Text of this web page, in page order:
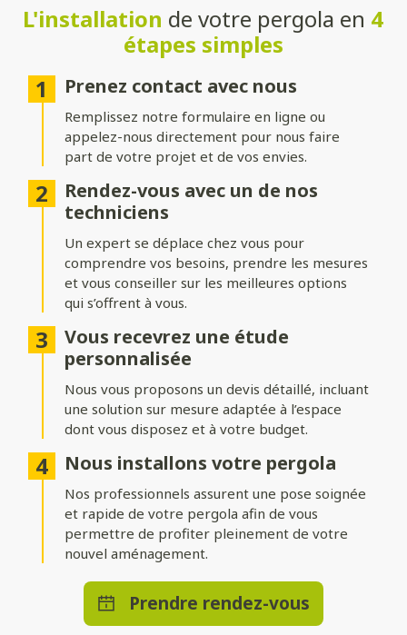
cas, ces matériaux allient esthétisme et durabilité.
Toitures : Rigide, bioclimatique ou
toile
Choisissez une toiture rigide en verre ou polycarbonate pour
une protection optimale, une toiture bioclimatique à lames
orientables pour gérer l’ensoleillement, ou une toile pour une
ambiance légère et aérée.
Structure : Indépendante ou
adossée
Installez votre pergola où vous le souhaitez ! Une structure
indépendante permet de créer un espace isolé au cœur du
jardin, tandis qu’une pergola adossée prolonge
harmonieusement votre maison.
Nombreuses options de
personnalisation
Ajoutez des stores ou parois pour vous protéger du vent,
intégrez un éclairage LED pour profiter d’agréables soirées, ou
un bénéficier d’un confort absolu en toute saison.
L'installation de votre pergola en 4
étapes simples
Prenez contact avec nous
Remplissez notre formulaire en ligne ou
appelez-nous directement pour nous faire
part de votre projet et de vos envies.
Rendez-vous avec un de nos
techniciens
Un expert se déplace chez vous pour
comprendre vos besoins, prendre les mesures
et vous conseiller sur les meilleures options
qui s’offrent à vous.
Vous recevrez une étude
personnalisée
Nous vous proposons un devis détaillé, incluant
une solution sur mesure adaptée à l’espace
dont vous disposez et à votre budget.
Nous installons votre pergola
Nos professionnels assurent une pose soignée
et rapide de votre pergola afin de vous
permettre de profiter pleinement de votre
nouvel aménagement.
Prendre rendez-vous